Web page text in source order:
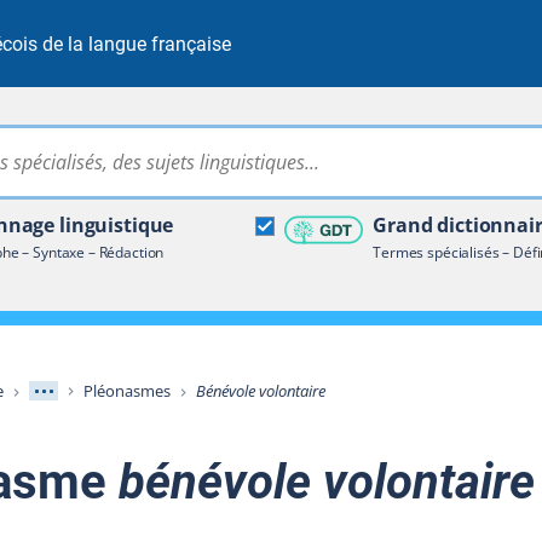
de la langue française
Rechercher dans tout le site
linguistique
– Syntaxe – Rédaction
Grand
Termes spécialisés –
terminologique
Afficher les niveaux intermédiaires
Pléonasmes Bénévole volontaire
bénévole volontaire